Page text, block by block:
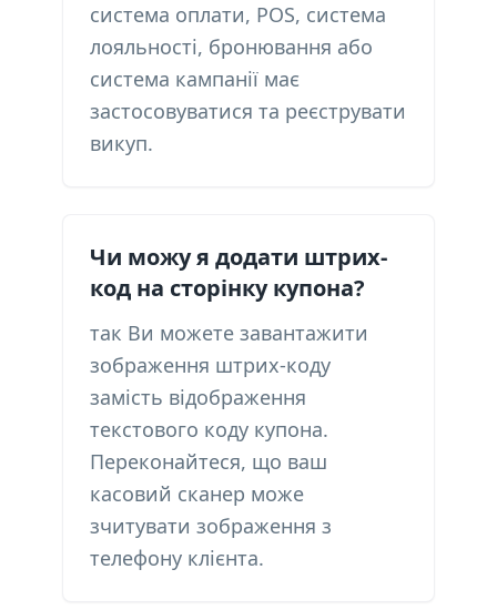
система оплати, POS, система
лояльності, бронювання або
система кампанії має
застосовуватися та реєструвати
викуп.
Чи можу я додати штрих-
код на сторінку купона?
так Ви можете завантажити
зображення штрих-коду
замість відображення
текстового коду купона.
Переконайтеся, що ваш
касовий сканер може
зчитувати зображення з
телефону клієнта.